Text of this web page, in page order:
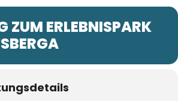
ZUM ERLEBNISPARK